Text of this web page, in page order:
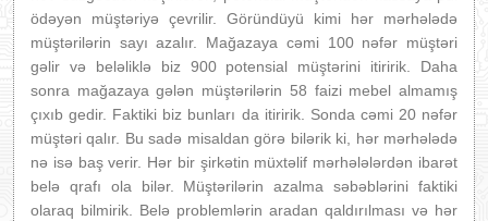
ödəyən müştəriyə çevrilir. Göründüyü kimi hər mərhələdə
müştərilərin sayı azalır. Mağazaya cəmi 100 nəfər müştəri
gəlir və beləliklə biz 900 potensial müştərini itiririk. Daha
sonra mağazaya gələn müştərilərin 58 faizi mebel almamış
çıxıb gedir. Faktiki biz bunları da itiririk. Sonda cəmi 20 nəfər
müştəri qalır. Bu sadə misaldan görə bilərik ki, hər mərhələdə
nə isə baş verir. Hər bir şirkətin müxtəlif mərhələlərdən ibarət
belə qrafı ola bilər. Müştərilərin azalma səbəblərini faktiki
olaraq bilmirik. Belə problemlərin aradan qaldırılması və hər